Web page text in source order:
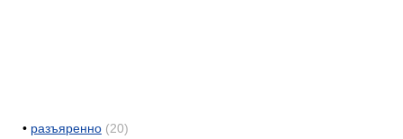
• разъяренно (20)